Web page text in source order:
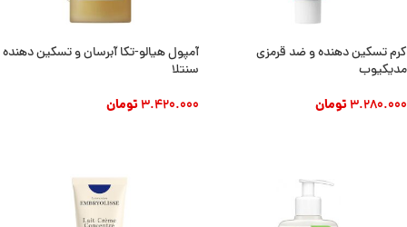
کرم تسکین دهنده و ضد قرمزی
مدیکیوب
3.280.000تومان
آمپول هیالو-تکا آبرسان و تسکین دهنده
سنتلا
3.420.000تومان